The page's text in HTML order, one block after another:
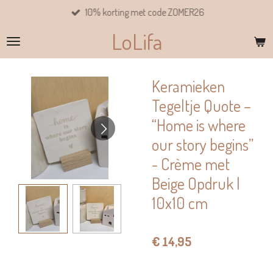
naar
de
LoLifa
10% korting met code ZOMER26
Keramieken
Tegeltje Quote –
“Home is where
our story begins”
- Crème met
Beige Opdruk |
10x10 cm
€ 14,95